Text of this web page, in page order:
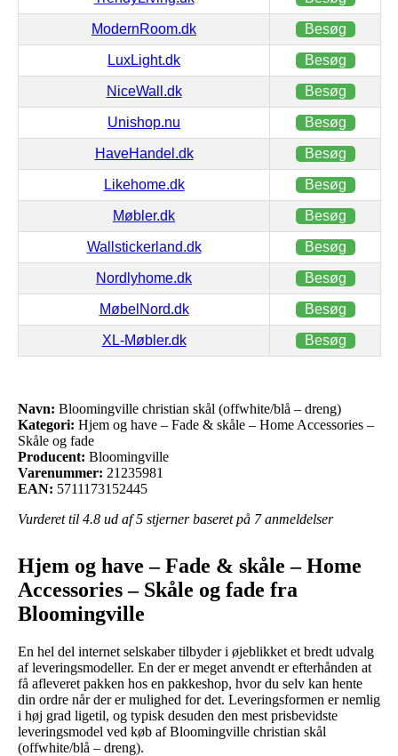
ModernRoom.dk Besøg
LuxLight.dk Besøg
NiceWall.dk Besøg
Unishop.nu Besøg
HaveHandel.dk Besøg
Likehome.dk Besøg
Møbler.dk Besøg
Wallstickerland.dk Besøg
Nordlyhome.dk Besøg
MøbelNord.dk Besøg
XL-Møbler.dk Besøg
Navn: Bloomingville christian skål (offwhite/blå – dreng)
Kategori: Hjem og have – Fade & skåle – Home Accessories –
Skåle og fade
Producent: Bloomingville
Varenummer: 21235981
EAN: 5711173152445
Vurderet til 4.8 ud af 5 stjerner baseret på 7anmeldelser
Hjem og have – Fade & skåle – Home
Accessories – Skåle og fade fra
Bloomingville
En hel del internet selskaber tilbyder i øjeblikket et bredt udvalg
af leveringsmodeller. En der er meget anvendt er efterhånden at
få afleveret pakken hos en pakkeshop, hvor du selv kan hente
din ordre når der er mulighed for det. Leveringsformen er nemlig
i høj grad ligetil, og typisk desuden den mest prisbevidste
leveringsmodel ved køb af Bloomingville christian skål
(offwhite/blå – dreng).